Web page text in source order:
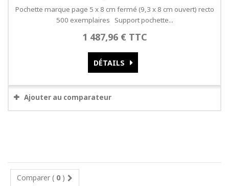
Pochette marque page 5 x 8 cm fermé (9,3 x 8 cm ouvert) recto
500 exemplaires Support pochette...
1 487,96 € TTC
DÉTAILS
Ajouter au comparateur
Comparer ( 0 )